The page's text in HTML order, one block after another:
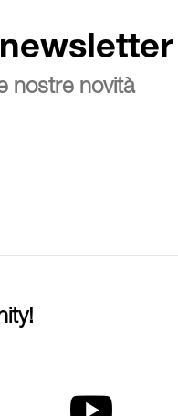
nostre novità